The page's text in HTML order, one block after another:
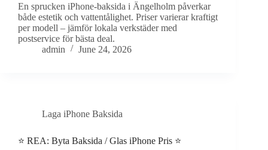
En sprucken iPhone-baksida i Ängelholm påverkar
både estetik och vattentålighet. Priser varierar kraftigt
per modell – jämför lokala verkstäder med
postservice för bästa deal.
admin
June 24, 2026
Laga iPhone Baksida
⭐ REA: Byta Baksida / Glas iPhone Pris ⭐